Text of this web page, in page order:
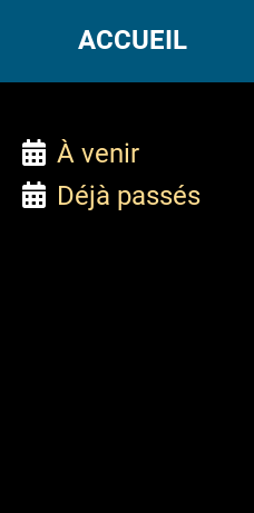
ACCUEIL
À venir
Déjà passés